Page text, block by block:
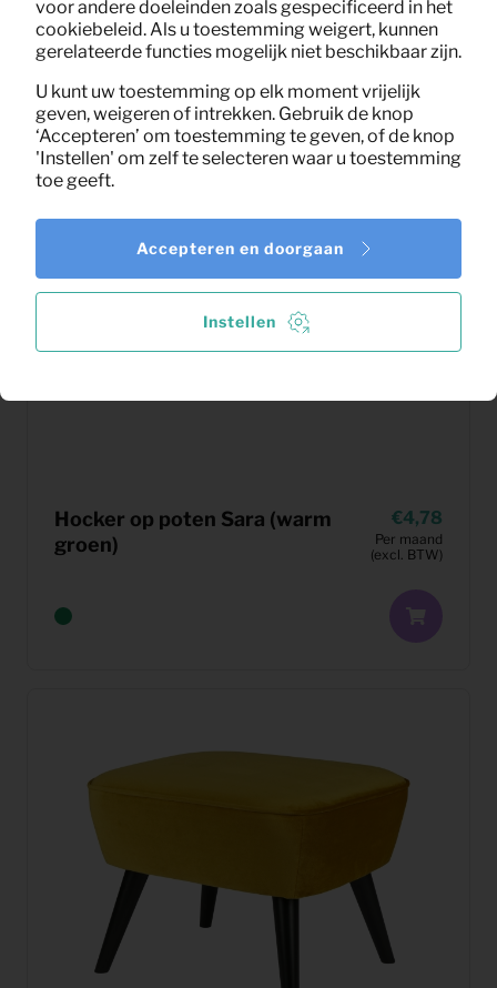
Hocker op poten Sara (warm
groen)
4,78
Per maand
(excl. BTW)
voor andere doeleinden zoals gespecificeerd in het
cookiebeleid. Als u toestemming weigert, kunnen
gerelateerde functies mogelijk niet beschikbaar zijn.
U kunt uw toestemming op elk moment vrijelijk
geven, weigeren of intrekken. Gebruik de knop
‘Accepteren’ om toestemming te geven, of de knop
'Instellen' om zelf te selecteren waar u toestemming
toe geeft.
Instellen
Accepteren en doorgaan